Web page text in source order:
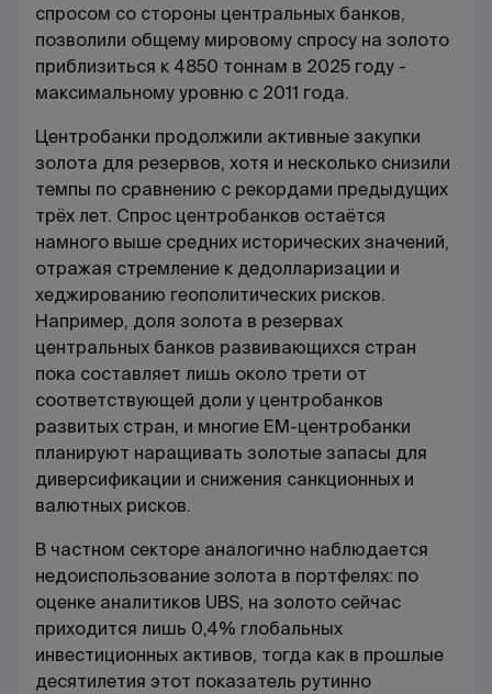
спросом со стороны центральных банков,
позволили общему мировому спросу на золото
приблизиться к 4850 тоннам в 2025 году -
максимальному уровню с 2011 года.
Центробанки продолжили активные закупки
золота для резервов, хотя и несколько снизили
темпы по сравнению с рекордами предыдущих
трёх лет. Спрос центробанков остаётся
намного выше средних исторических значений,
отражая стремление к дедолларизации и
хеджированию геополитических рисков.
Например, доля золота в резервах
центральных банков развивающихся стран
пока составляет лишь около трети от
соответствующей доли у центробанков
развитых стран, и многие EM-центробанки
планируют наращивать золотые запасы для
диверсификации и снижения санкционных и
валютных рисков.
В частном секторе аналогично наблюдается
недоиспользование золота в портфелях: по
оценке аналитиков UBS, на золото сейчас
приходится лишь 0,4% глобальных
инвестиционных активов, тогда как в прошлые
десятилетия этот показатель рутинно